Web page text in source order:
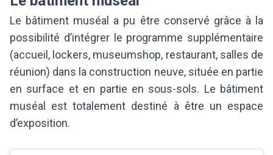
Le bâtiment muséal a pu être conservé grâce à la
possibilité d’intégrer le programme supplémentaire
(accueil, lockers, museumshop, restaurant, salles de
réunion) dans la construction neuve, située en partie
en surface et en partie en sous-sols. Le bâtiment
muséal est totalement destiné à être un espace
d’exposition.